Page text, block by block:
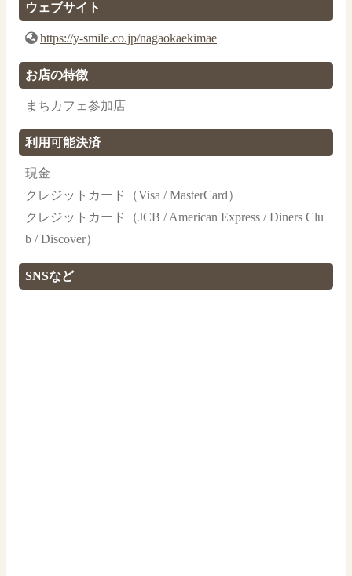
ウェブサイト
https://y-smile.co.jp/nagaokaekimae
お店の特徴
まちカフェ参加店
利用可能決済
現金
クレジットカード（Visa / MasterCard）
クレジットカード（JCB / American Express / Diners Clu
b / Discover）
SNSなど